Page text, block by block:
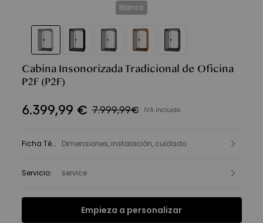
Blanco
Cabina Insonorizada Tradicional de Oficina
P2F (P2F)
6.399,99 € 7.999,99€ IVA incluido
Ficha Técnica :
Dimensiones, instalación, cuidado
Servicio: service
Empieza a personalizar
Ficha Técnica